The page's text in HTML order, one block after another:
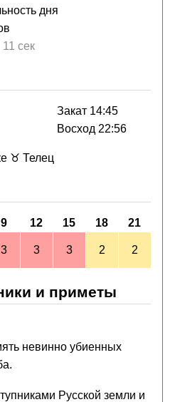
дня
11 сек
Закат 14:45
Восход 22:56
♉ Телец
9 12 15 18
21
3 3 3 2 2
и приметы
невинно убиенных
Русской земли и